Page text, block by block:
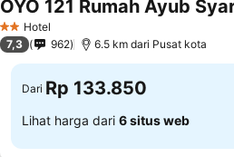
2 Bintang
Hotel
OYO 121 Rumah Ayub
7,3 962 6.5 km dari Pusat kota
Dari Rp 133.850
Lihat harga dari 6 situs web